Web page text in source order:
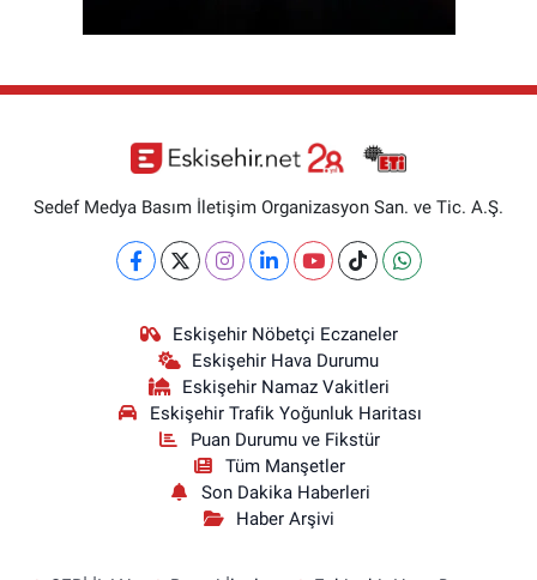
Sedef Medya Basım İletişim Organizasyon San. ve Tic. A.Ş.
Eskişehir Nöbetçi Eczaneler
Eskişehir Hava Durumu
Eskişehir Namaz Vakitleri
Eskişehir Trafik Yoğunluk Haritası
Puan Durumu ve Fikstür
Tüm Manşetler
Son Dakika Haberleri
Haber Arşivi